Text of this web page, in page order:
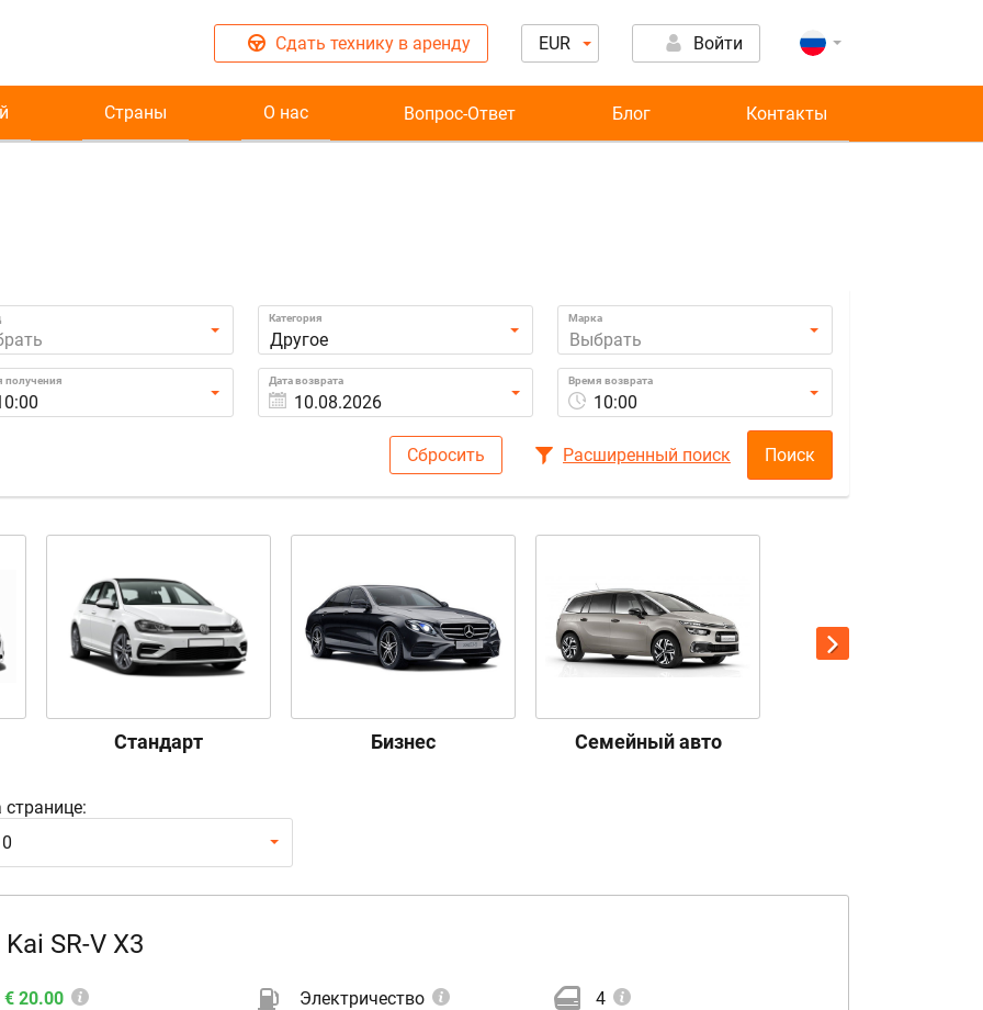
Сдать технику в аренду EUR Войти
Страны О нас Вопрос-Ответ Блог Контакты
Категория
Другое
Марка
Выбрать
получения Дата возврата Время возврата
10:00
Сбросить Расширенный поиск Поиск
Стандарт Бизнес Семейный авто
странице:
SR-V X3
€ 20.00 Электричество 4